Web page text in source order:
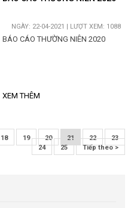
NGÀY: 22-04-2021 | LƯỢT XEM: 1088
BÁO CÁO THƯỜNG NIÊN 2020
XEM THÊM
18 19 20 21 22
23
24
25 Tiếp theo >